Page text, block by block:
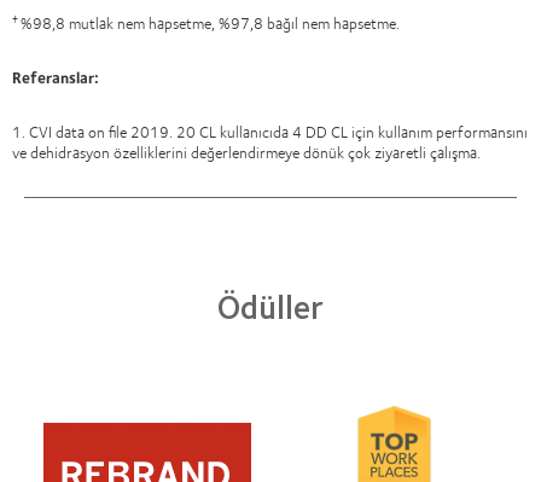
†%98,8 mutlak nem hapsetme, %97,8 bağıl nem hapsetme.
Referanslar:
1. CVI data on file 2019. 20 CL kullanıcıda 4 DD CL için kullanım performansını
ve dehidrasyon özelliklerini değerlendirmeye dönük çok ziyaretli çalışma.
Ödüller